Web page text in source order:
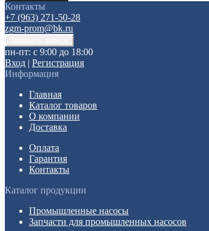
Контакты
+7 (963) 271-50-28
zgm-prom@bk.ru
пн-пт: с 9:00 до 18:00
Вход | Регистрация
Информация
Главная
Каталог товаров
О компании
Доставка
Оплата
Гарантия
Контакты
Каталог продукции
Промышленные насосы
Запчасти для промышленных насосов